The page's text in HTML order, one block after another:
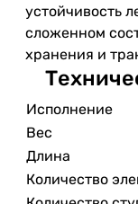
устойчивость
сложенном
хранения и
Исполнение
Вес
Длина
Количество